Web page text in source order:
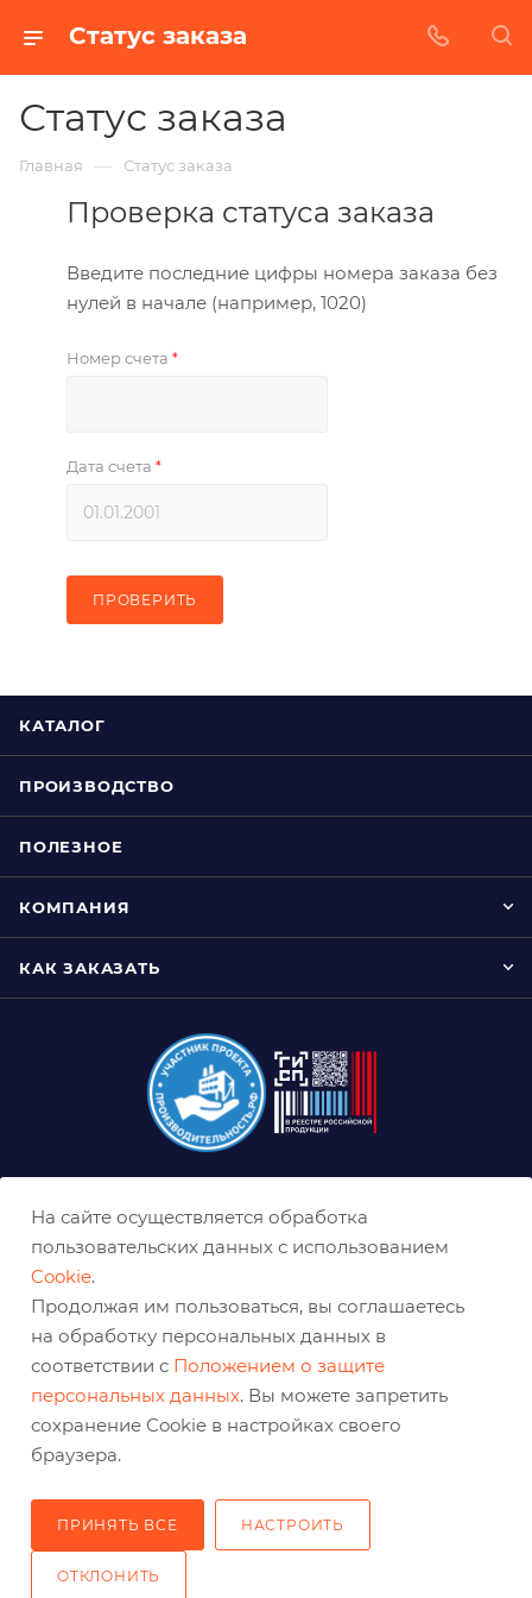
Статус заказа
Статус заказа
Главная — Статус заказа
Проверка статуса заказа
Введите последние цифры номера заказа без
нулей в начале (например, 1020)
Номер счета *
Дата счета *
ПРОВЕРИТЬ
КАТАЛОГ
ПРОИЗВОДСТВО
ПОЛЕЗНОЕ
КОМПАНИЯ
КАК ЗАКАЗАТЬ
krasnodar@belabraziv.ru
На сайте осуществляется обработка
пользовательских данных с использованием
Cookie.
Продолжая им пользоваться, вы соглашаетесь
на обработку персональных данных в
соответствии с Положением о защите
персональных данных. Вы можете запретить
сохранение Cookie в настройках своего
браузера.
ПРИНЯТЬ ВСЕ НАСТРОИТЬ
ОТКЛОНИТЬ